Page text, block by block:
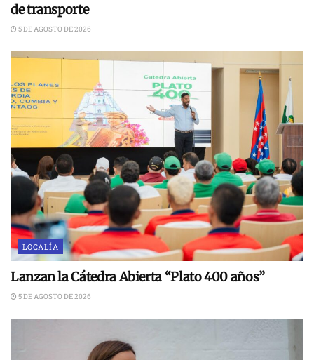
de transporte
5 DE AGOSTO DE 2026
LOCALÍA
Lanzan la Cátedra Abierta “Plato 400 años”
5 DE AGOSTO DE 2026